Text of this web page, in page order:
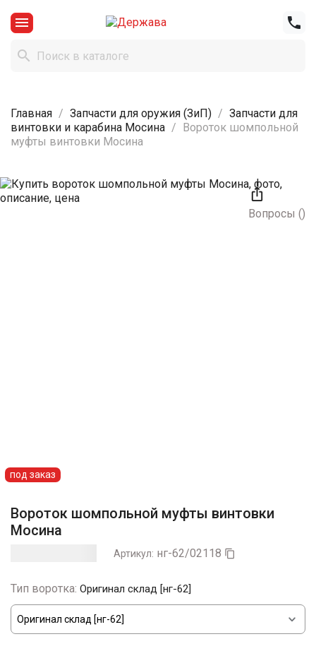



Главная Запчасти для оружия (ЗиП)
Запчасти для
винтовки и карабина Мосина
Вороток шомпольной
муфты винтовки Мосина

Вопросы ()
под заказ
Вороток шомпольной муфты винтовки
Мосина
Артикул: нг-62/02118 
Тип воротка: Оригинал склад [нг-62]